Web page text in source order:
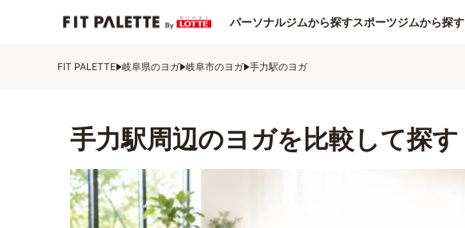
パーソナルジムから探すスポーツジムから探す
FIT PALETTE 岐阜県のヨガ 岐阜市のヨガ 手力駅のヨガ
手力駅周辺のヨガを比較して探す